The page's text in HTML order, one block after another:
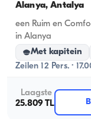
Alanya, Antalya
een Ruim en
in Alanya
Met kapitein
Zeilen 12 Pers. ·
Laagste
25.809 TL